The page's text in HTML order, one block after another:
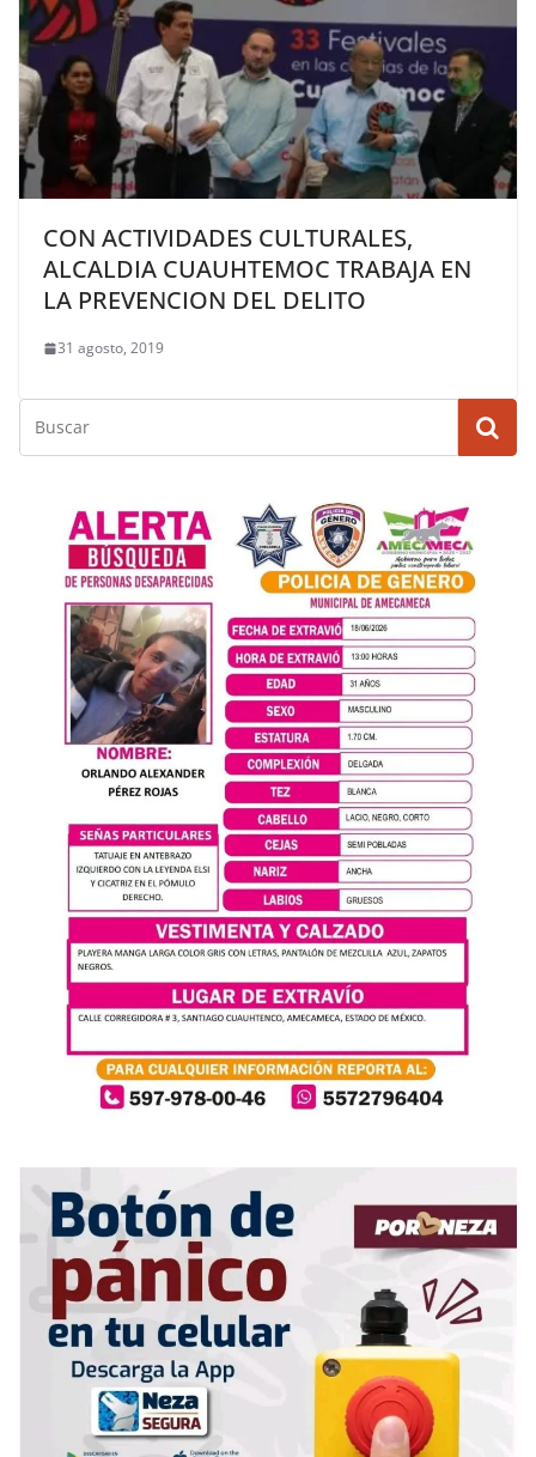
CON ACTIVIDADES CULTURALES,
ALCALDIA CUAUHTEMOC TRABAJA EN
LA PREVENCION DEL DELITO
31 agosto, 2019